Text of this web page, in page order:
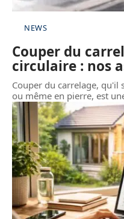
NEWS
Couper du
circulaire : nos
Couper du carrelage, qu'il
ou même en pierre, est